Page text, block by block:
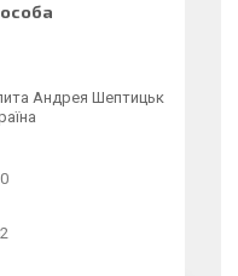
Андрея Шептицьк